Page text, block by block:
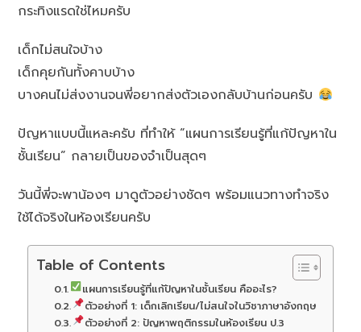
กระทิงแรดใช่ไหมครับ
เด็กไม่สนใจบ้าง
เด็กคุยกันทั้งคาบบ้าง
บางคนไม่ส่งงานจนพี่อยากส่งตัวเองกลับบ้านก่อนครับ
ปัญหาแบบนี้แหละครับ ที่ทำให้ “แผนการเรียนรู้ที่แก้ปัญหาใน
ชั้นเรียน” กลายเป็นของจำเป็นสุดๆ
วันนี้พี่จะพาน้องๆ มาดูตัวอย่างชัดๆ พร้อมแนวทางทำจริง
ใช้ได้จริงในห้องเรียนครับ
Table of Contents
แผนการเรียนรู้ที่แก้ปัญหาในชั้นเรียน คืออะไร?
ตัวอย่างที่ 1: เด็กเลิกเรียน/ไม่สนใจในวิชาภาษาอังกฤษ
ตัวอย่างที่ 2: ปัญหาพฤติกรรมในห้องเรียน ป.3